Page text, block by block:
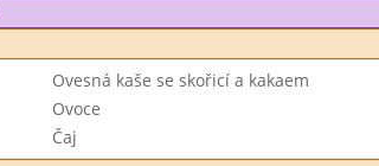
Ovesná kaše se skořicí a kakaem
Ovoce
Čaj